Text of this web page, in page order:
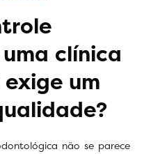
clínica
um
não se parece